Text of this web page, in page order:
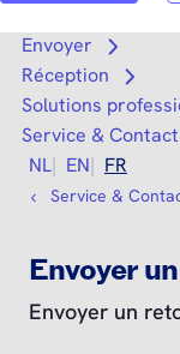
Envoyer
Open
Réception
Open
Solutions
Service & Contact
NL
EN FR
Service &
Envoyer
Envoyer un